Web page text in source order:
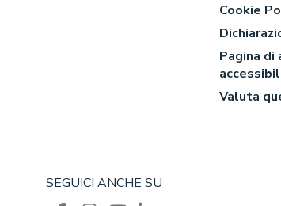
Cookie
Pagina di
Valuta
SEGUICI ANCHE SU